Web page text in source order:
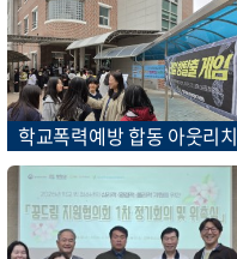
학교폭력예방 합동 아웃리치